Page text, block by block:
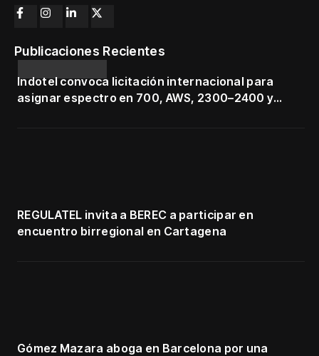
Publicaciones Recientes
Indotel convoca licitación internacional para
asignar espectro en 700, AWS, 2300–2400 y
REGULATEL invita a BEREC a participar en
encuentro birregional en Cartagena
Gómez Mazara aboga en Barcelona por una